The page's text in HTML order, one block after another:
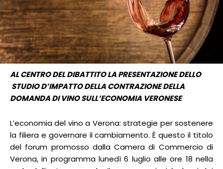
AL CENTRO DEL DIBATTITO LA PRESENTAZIONE DELLO
STUDIO D’IMPATTO DELLA CONTRAZIONE DELLA
DOMANDA DI VINO SULL’ECONOMIA VERONESE
L’economia del vino a Verona: strategie per sostenere
la filiera e governare il cambiamento. È questo il titolo
del forum promosso dalla Camera di Commercio di
Verona, in programma lunedì 6 luglio alle ore 18 nella